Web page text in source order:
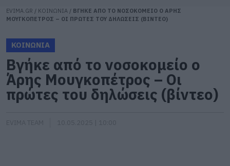
EVIMA.GR / ΚΟΙΝΩΝΙΑ / ΒΓΗΚΕ ΑΠΟ ΤΟ ΝΟΣΟΚΟΜΕΙΟ Ο ΑΡΗΣ
ΜΟΥΓΚΟΠΕΤΡΟΣ – ΟΙ ΠΡΩΤΕΣ ΤΟΥ ΔΗΛΩΣΕΙΣ (ΒΙΝΤΕΟ)
ΚΟΙΝΩΝΙΑ
Βγήκε από το νοσοκομείο ο
Άρης Μουγκοπέτρος – Οι
πρώτες του δηλώσεις (βίντεο)